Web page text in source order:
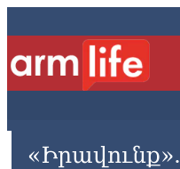
«Իրավունք».